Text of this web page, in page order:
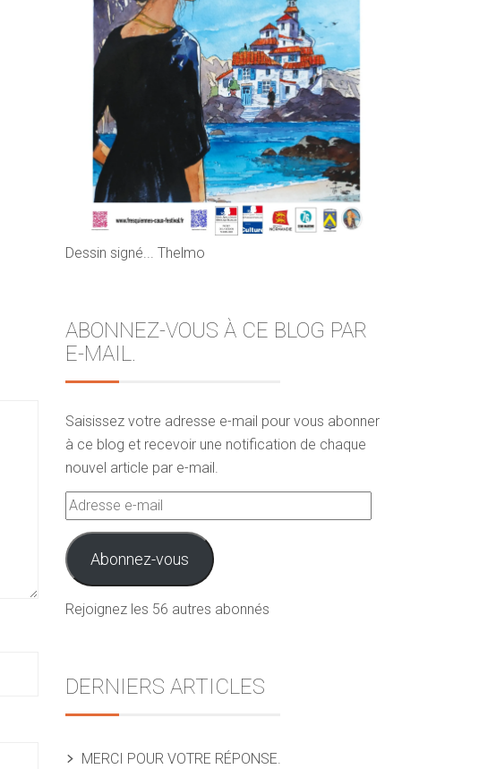
Dessin signé... Thelmo
ABONNEZ-VOUS À CE BLOG PAR
E-MAIL.
Saisissez votre adresse e-mail pour vous abonner
à ce blog et recevoir une notification de chaque
nouvel article par e-mail.
Adresse
e-
mail
Abonnez-vous
Rejoignez les 56 autres abonnés
DERNIERS ARTICLES
MERCI POUR VOTRE RÉPONSE.